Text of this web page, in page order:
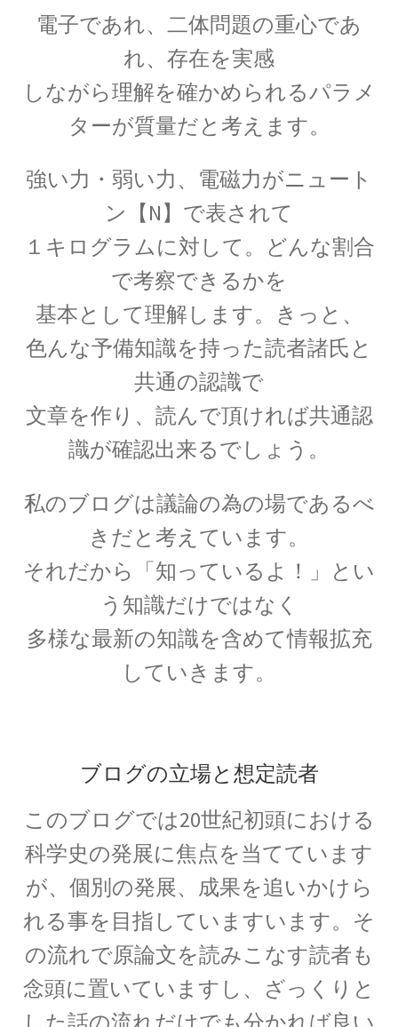
S・ナート・ボース
【インド独自の理解体系で学びボーズ粒子を定
式化】
W・C・レントゲン
【第一回のノーベル賞受賞者・電子の蛍光現象
を実用化】
W・C・ヴィーン
【黒体放射の研究やウィーンの法則
をもたらした物性研究の先駆者】
W・E・パウリ
【微細定数 1/137.036…｜新たな概念として排他
律とパリティーを発見】
お問い合わせ等もろもろ_他
【書評・トピックの情報も残しま
す】
お雇い外人のトマス・メンデンホール
【明治時代の創設期に東京大学で若者を育てま
電子であれ、二体問題の重心であ
れ、存在を実感
しながら理解を確かめられるパラメ
ターが質量だと考えます。
強い力・弱い力、電磁力がニュート
ン【N】で表されて
１キログラムに対して。どんな割合
で考察できるかを
基本として理解します。きっと、
色んな予備知識を持った読者諸氏と
共通の認識で
文章を作り、読んで頂ければ共通認
識が確認出来るでしょう。
私のブログは議論の為の場であるべ
きだと考えています。
それだから「知っているよ！」とい
う知識だけではなく
多様な最新の知識を含めて情報拡充
していきます。
ブログの立場と想定読者
このブログでは20世紀初頭における
科学史の発展に焦点を当てています
が、個別の発展、成果を追いかけら
れる事を目指していますいます。そ
の流れで原論文を読みこなす読者も
念頭に置いていますし、ざっくりと